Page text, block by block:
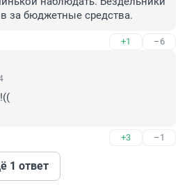
за бюджетные средства.
+1 –6
+3 –1
1 ответ